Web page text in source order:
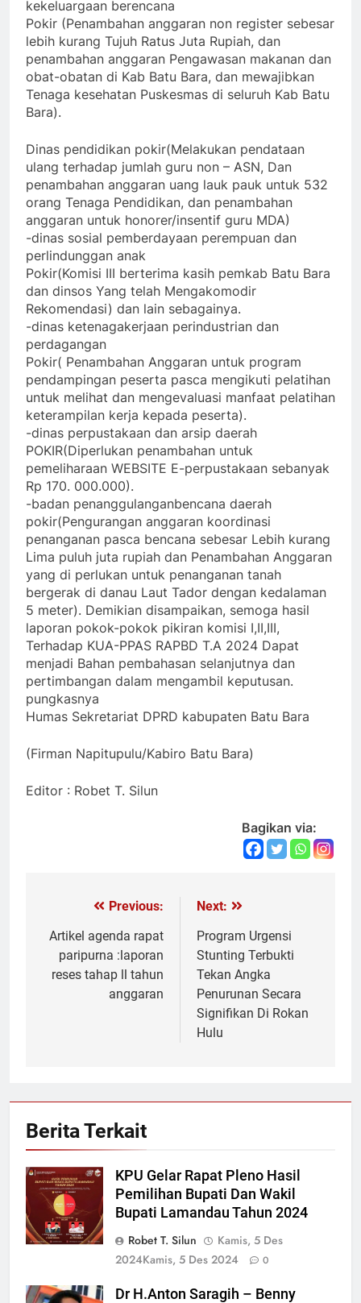
kekeluargaan berencana
Pokir (Penambahan anggaran non register sebesar
lebih kurang Tujuh Ratus Juta Rupiah, dan
penambahan anggaran Pengawasan makanan dan
obat-obatan di Kab Batu Bara, dan mewajibkan
Tenaga kesehatan Puskesmas di seluruh Kab Batu
Bara).
Dinas pendidikan pokir(Melakukan pendataan
ulang terhadap jumlah guru non – ASN, Dan
penambahan anggaran uang lauk pauk untuk 532
orang Tenaga Pendidikan, dan penambahan
anggaran untuk honorer/insentif guru MDA)
-dinas sosial pemberdayaan perempuan dan
perlindunggan anak
Pokir(Komisi III berterima kasih pemkab Batu Bara
dan dinsos Yang telah Mengakomodir
Rekomendasi) dan lain sebagainya.
-dinas ketenagakerjaan perindustrian dan
perdagangan
Pokir( Penambahan Anggaran untuk program
pendampingan peserta pasca mengikuti pelatihan
untuk melihat dan mengevaluasi manfaat pelatihan
keterampilan kerja kepada peserta).
-dinas perpustakaan dan arsip daerah
POKIR(Diperlukan penambahan untuk
pemeliharaan WEBSITE E-perpustakaan sebanyak
Rp 170. 000.000).
-badan penanggulanganbencana daerah
pokir(Pengurangan anggaran koordinasi
penanganan pasca bencana sebesar Lebih kurang
Lima puluh juta rupiah dan Penambahan Anggaran
yang di perlukan untuk penanganan tanah
bergerak di danau Laut Tador dengan kedalaman
5 meter). Demikian disampaikan, semoga hasil
laporan pokok-pokok pikiran komisi I,II,III,
Terhadap KUA-PPAS RAPBD T.A 2024 Dapat
menjadi Bahan pembahasan selanjutnya dan
pertimbangan dalam mengambil keputusan.
pungkasnya
Humas Sekretariat DPRD kabupaten Batu Bara
(Firman Napitupulu/Kabiro Batu Bara)
Editor : Robet T. Silun
Bagikan via:
Navigasi
pos
Previous:
Artikel agenda rapat
paripurna :laporan
reses tahap ll tahun
anggaran
Next:
Program Urgensi
Stunting Terbukti
Tekan Angka
Penurunan Secara
Signifikan Di Rokan
Hulu
Berita Terkait
KPU Gelar Rapat Pleno Hasil
Pemilihan Bupati Dan Wakil
Bupati Lamandau Tahun 2024
Robet T. Silun
Kamis, 5 Des
2024Kamis, 5 Des 2024 0
Dr H.Anton Saragih – Benny